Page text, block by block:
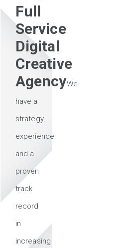
Full
Service
Digital
Creative
AgencyWe
have a
strategy,
experience
and a
proven
track
record
in
increasing